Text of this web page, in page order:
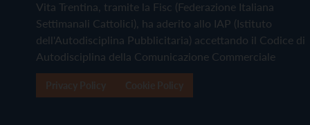
Vita Trentina, tramite la Fisc (Federazione Italiana
Settimanali Cattolici), ha aderito allo IAP (Istituto
dell'Autodisciplina Pubblicitaria) accettando il Codice di
Autodisciplina della Comunicazione Commerciale